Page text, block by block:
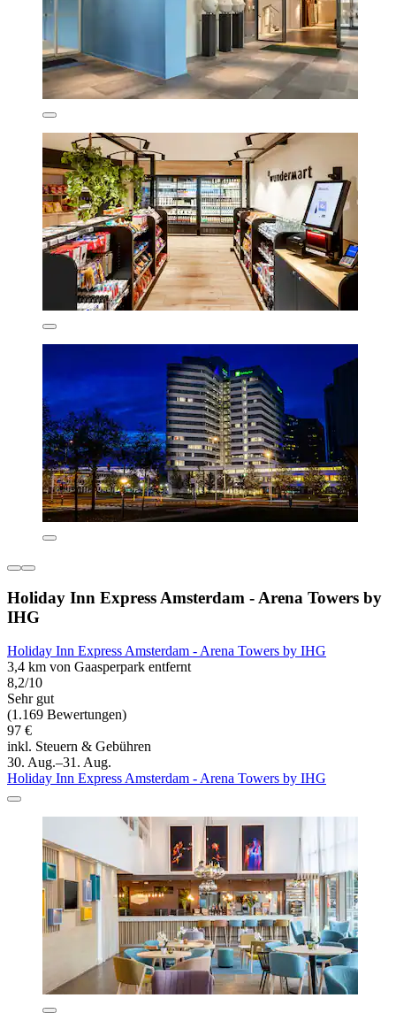
Holiday Inn Express Amsterdam - Arena Towers by
IHG
Holiday Inn Express Amsterdam - Arena Towers by IHG
3,4 km von Gaasperpark entfernt
8,2/10
Sehr gut
(1.169 Bewertungen)
97 €
inkl. Steuern & Gebühren
30. Aug.–31. Aug.
Holiday Inn Express Amsterdam - Arena Towers by IHG